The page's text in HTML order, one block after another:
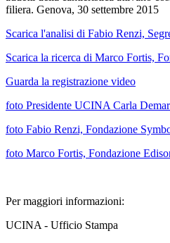
filiera. Genova, 30 settembre 2015
Scarica l'analisi di Fabio Renzi,
Scarica la ricerca di Marco Fortis,
Guarda la registrazione video
foto Presidente UCINA Carla
foto Fabio Renzi, Fondazione
foto Marco Fortis, Fondazione
Per maggiori informazioni:
UCINA - Ufficio Stampa